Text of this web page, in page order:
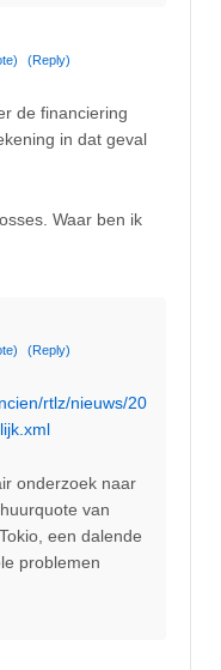
(Reply)
de financiering
in dat geval
Waar ben ik
(Reply)
rtlz/nieuws/20
onderzoek naar
van
een dalende
problemen